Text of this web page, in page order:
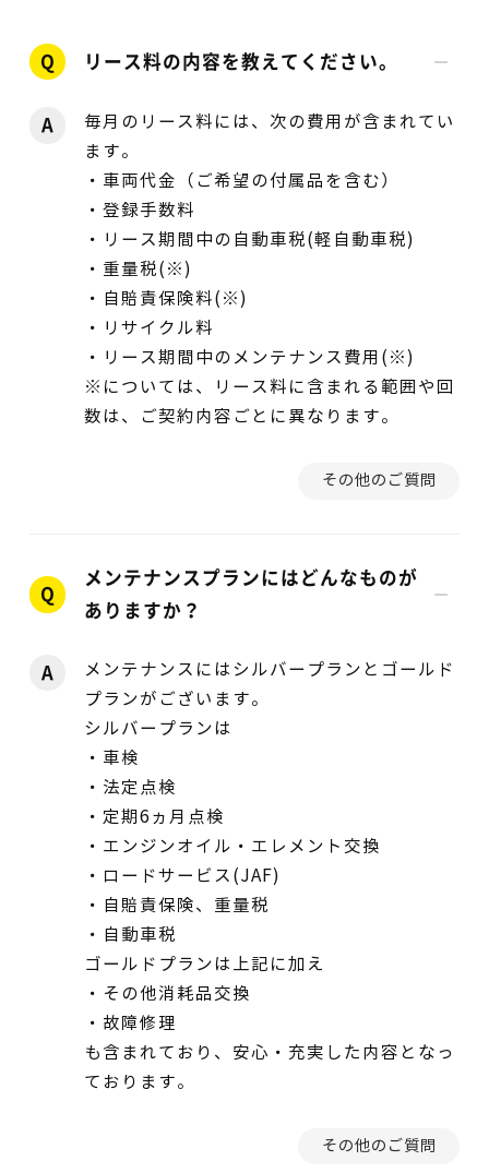
Q リース料の内容を教えてください。
A
毎月のリース料には、次の費用が含まれてい
ます。
・車両代金（ご希望の付属品を含む）
・登録手数料
・リース期間中の自動車税(軽自動車税)
・重量税(※)
・自賠責保険料(※)
・リサイクル料
・リース期間中のメンテナンス費用(※)
※については、リース料に含まれる範囲や回
数は、ご契約内容ごとに異なります。
その他のご質問
Q
メンテナンスプランにはどんなものが
ありますか？
A
メンテナンスにはシルバープランとゴールド
プランがございます。
シルバープランは
・車検
・法定点検
・定期6ヵ月点検
・エンジンオイル・エレメント交換
・ロードサービス(JAF)
・自賠責保険、重量税
・自動車税
ゴールドプランは上記に加え
・その他消耗品交換
・故障修理
も含まれており、安心・充実した内容となっ
ております。
その他のご質問